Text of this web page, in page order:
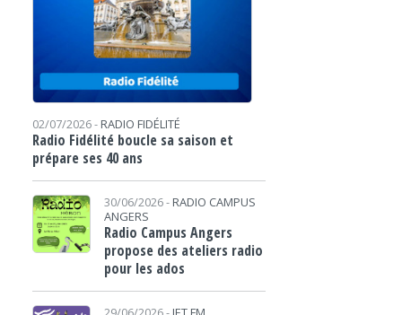
02/07/2026 - RADIO FIDÉLITÉ
Radio Fidélité boucle sa saison et
prépare ses 40 ans
30/06/2026 - RADIO CAMPUS
ANGERS
Radio Campus Angers
propose des ateliers radio
pour les ados